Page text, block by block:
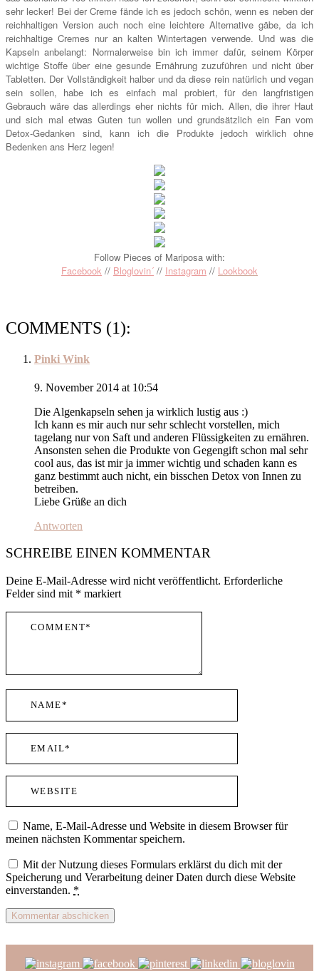
sehr lecker! Bei der Creme fände ich es jedoch schön, wenn es neben der
reichhaltigen Version auch noch eine leichtere Alternative gäbe, da ich
reichhaltige Cremes nur an kalten Wintertagen verwende. Und was die
Kapseln anbelangt: Normalerweise bin ich immer dafür, seinem Körper
wichtige Stoffe über eine gesunde Ernährung zuzuführen und nicht über
Tabletten. Der Vollständigkeit halber und da diese rein natürlich und vegan
sein sollen, habe ich es einfach mal probiert, für den langfristigen
Gebrauch wäre das allerdings eher nichts für mich. Allen, die ihrer Haut
und sich mal etwas Guten tun wollen und grundsätzlich ein Fan vom
Detox-Gedanken sind, kann ich die Produkte jedoch wirklich ohne
Bedenken ans Herz legen!
Follow Pieces of Mariposa with:
Facebook // Bloglovin´ // Instagram // Lookbook
COMMENTS (1):
Pinki Wink
9. November 2014 at 10:54
Die Algenkapseln sehen ja wirklich lustig aus :)
Ich kann es mir auch nur sehr schlecht vorstellen, mich
tagelang nur von Saft und anderen Flüssigkeiten zu ernähren.
Ansonsten sehen die Produkte von Gegengift schon mal sehr
cool aus, das ist mir ja immer wichtig und schaden kann es
ganz bestimmt auch nicht, ein bisschen Detox von Innen zu
betreiben.
Liebe Grüße an dich
Antworten
SCHREIBE EINEN KOMMENTAR
Deine E-Mail-Adresse wird nicht veröffentlicht. Erforderliche
Felder sind mit * markiert
Name, E-Mail-Adresse und Website in diesem Browser für
meinen nächsten Kommentar speichern.
Mit der Nutzung dieses Formulars erklärst du dich mit der
Speicherung und Verarbeitung deiner Daten durch diese Website
einverstanden. *